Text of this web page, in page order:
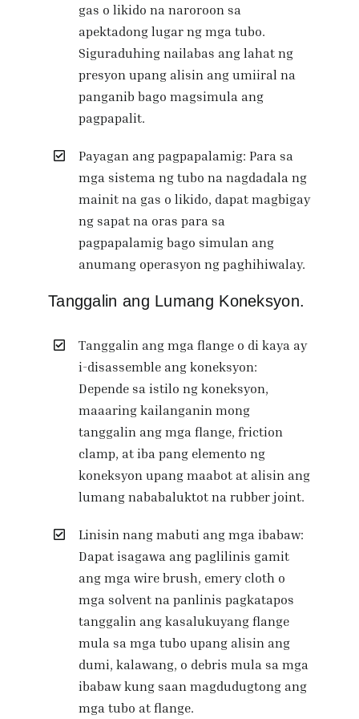
gas o likido na naroroon sa
apektadong lugar ng mga tubo.
Siguraduhing nailabas ang lahat ng
presyon upang alisin ang umiiral na
panganib bago magsimula ang
pagpapalit.
Payagan ang pagpapalamig: Para sa
mga sistema ng tubo na nagdadala ng
mainit na gas o likido, dapat magbigay
ng sapat na oras para sa
pagpapalamig bago simulan ang
anumang operasyon ng paghihiwalay.
Tanggalin ang Lumang Koneksyon.
Tanggalin ang mga flange o di kaya ay
i-disassemble ang koneksyon:
Depende sa istilo ng koneksyon,
maaaring kailanganin mong
tanggalin ang mga flange, friction
clamp, at iba pang elemento ng
koneksyon upang maabot at alisin ang
lumang nababaluktot na rubber joint.
Linisin nang mabuti ang mga ibabaw:
Dapat isagawa ang paglilinis gamit
ang mga wire brush, emery cloth o
mga solvent na panlinis pagkatapos
tanggalin ang kasalukuyang flange
mula sa mga tubo upang alisin ang
dumi, kalawang, o debris mula sa mga
ibabaw kung saan magdudugtong ang
mga tubo at flange.